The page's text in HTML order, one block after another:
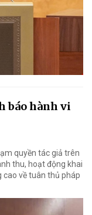
báo hành vi
quyền tác giả trên
thu, hoạt động khai
cao về tuân thủ pháp